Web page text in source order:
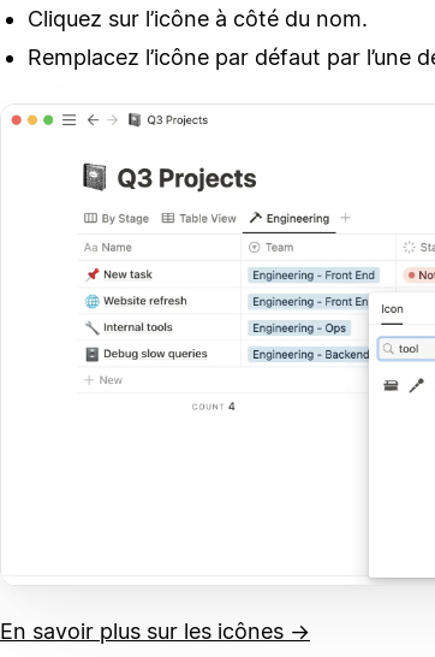
Cliquez sur l’icône à côté du nom.
Remplacez l’icône par défaut par l’une
En savoir plus sur les icônes →